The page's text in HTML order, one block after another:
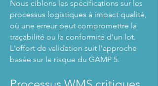
Nous ciblons les spécifications sur les
processus logistiques à impact qualité,
où une erreur peut compromettre la
traçabilité ou la conformité d'un lot.
L'effort de validation suit l'approche
basée sur le risque du GAMP 5.